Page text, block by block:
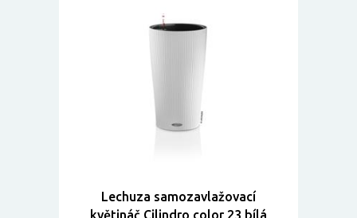
Lechuza samozavlažovací
květináč Cilindro color 23 bílá